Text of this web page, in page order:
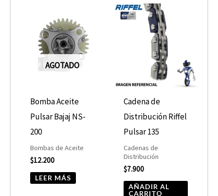
AGOTADO
Bomba Aceite
Pulsar Bajaj NS-
200
Bombas de Aceite
$12.200
LEER MÁS
Cadena de
Distribución Riffel
Pulsar 135
Cadenas de
Distribución
$7.900
AÑADIR AL
CARRITO